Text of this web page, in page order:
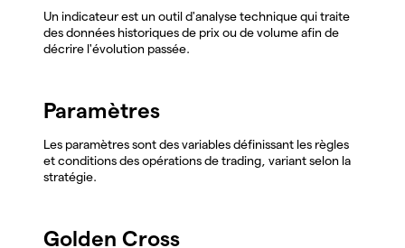
Un indicateur est un outil d'analyse technique qui traite
des données historiques de prix ou de volume afin de
décrire l'évolution passée.
Paramètres
Les paramètres sont des variables définissant les règles
et conditions des opérations de trading, variant selon la
stratégie.
Golden Cross